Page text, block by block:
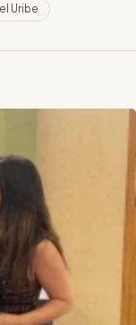
Uribe